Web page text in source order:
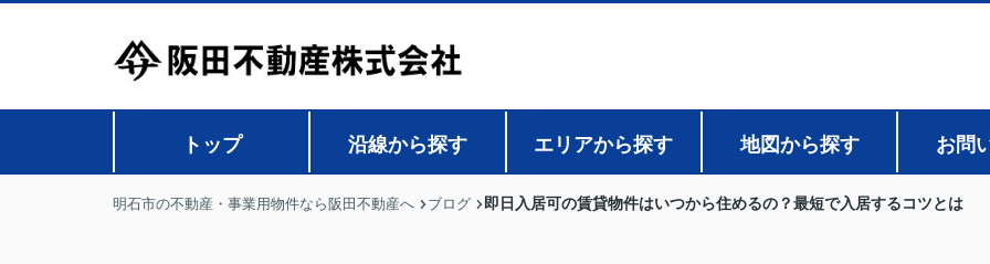
トップ 沿線から探す エリアから探す 地図から探す お問
明石市の不動産・事業用物件なら阪田不動産へ ブログ 即日入居可の賃貸物件はいつから住めるの？最短で入居するコツとは